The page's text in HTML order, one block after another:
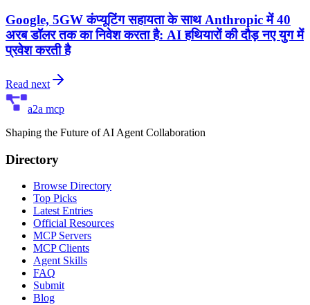
Google, 5GW कंप्यूटिंग सहायता के साथ Anthropic में 40
अरब डॉलर तक का निवेश करता है: AI हथियारों की दौड़ नए युग में
प्रवेश करती है
Read next
a2a mcp
Shaping the Future of AI Agent Collaboration
Directory
Browse Directory
Top Picks
Latest Entries
Official Resources
MCP Servers
MCP Clients
Agent Skills
FAQ
Submit
Blog